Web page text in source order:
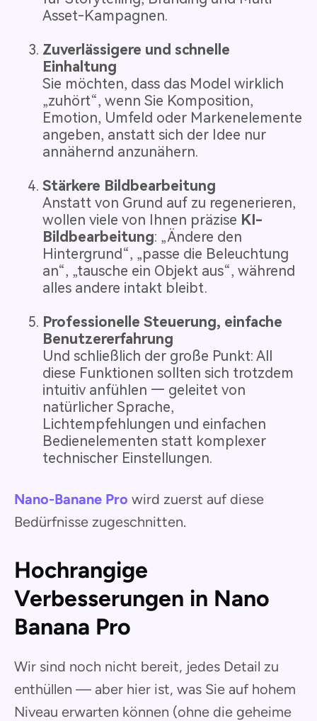
Asset-Kampagnen.
Zuverlässigere und schnelle
Einhaltung
Sie möchten, dass das Model wirklich
„zuhört“, wenn Sie Komposition,
Emotion, Umfeld oder Markenelemente
angeben, anstatt sich der Idee nur
annähernd anzunähern.
Stärkere Bildbearbeitung
Anstatt von Grund auf zu regenerieren,
wollen viele von Ihnen präzise KI-
Bildbearbeitung: „Ändere den
Hintergrund“, „passe die Beleuchtung
an“, „tausche ein Objekt aus“, während
alles andere intakt bleibt.
Professionelle Steuerung, einfache
Benutzererfahrung
Und schließlich der große Punkt: All
diese Funktionen sollten sich trotzdem
intuitiv anfühlen — geleitet von
natürlicher Sprache,
Lichtempfehlungen und einfachen
Bedienelementen statt komplexer
technischer Einstellungen.
Nano-Banane Pro wird zuerst auf diese
Bedürfnisse zugeschnitten.
Hochrangige
Verbesserungen in Nano
Banana Pro
Wir sind noch nicht bereit, jedes Detail zu
enthüllen — aber hier ist, was Sie auf hohem
Niveau erwarten können (ohne die geheime